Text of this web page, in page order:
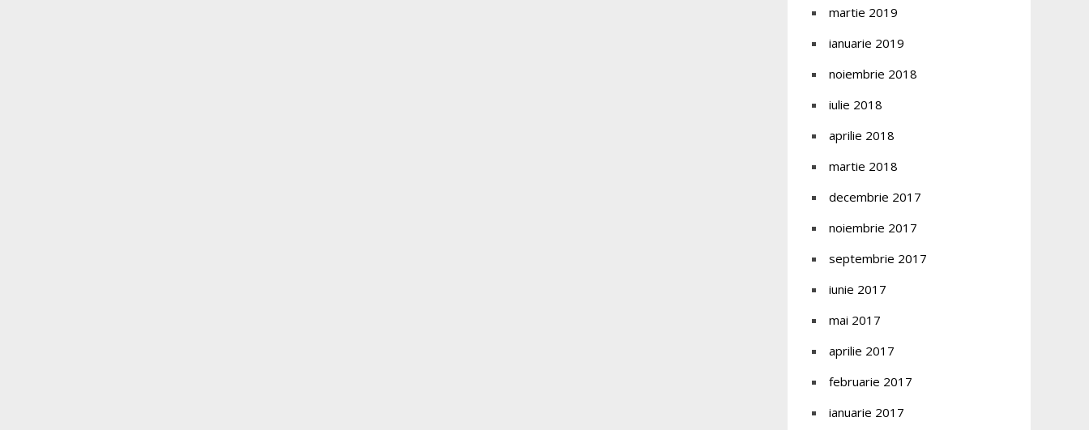
martie 2019
ianuarie 2019
noiembrie 2018
iulie 2018
aprilie 2018
martie 2018
decembrie 2017
noiembrie 2017
septembrie 2017
iunie 2017
mai 2017
aprilie 2017
februarie 2017
ianuarie 2017